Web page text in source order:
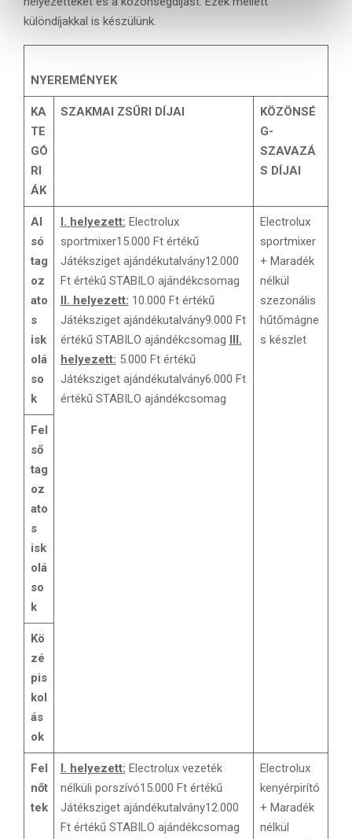
különdíjakkal is készülünk.
NYEREMÉNYEK
KA
TE
GÓ
RI
ÁK
SZAKMAI ZSŰRI DÍJAI
KÖZÖNSÉ
G-
SZAVAZÁ
S DÍJAI
Al
só
tag
oz
ato
s
isk
olá
so
k
I. helyezett: Electrolux
sportmixer15.000 Ft értékű
Játéksziget ajándékutalvány12.000
Ft értékű STABILO ajándékcsomag
II. helyezett: 10.000 Ft értékű
Játéksziget ajándékutalvány9.000 Ft
értékű STABILO ajándékcsomag III.
helyezett: 5.000 Ft értékű
Játéksziget ajándékutalvány6.000 Ft
értékű STABILO ajándékcsomag
Electrolux
sportmixer
+ Maradék
nélkül
szezonális
hűtőmágne
s készlet
Fel
ső
tag
oz
ato
s
isk
olá
so
k
Kö
zé
pis
kol
ás
ok
Fel
nőt
tek
I. helyezett: Electrolux vezeték
nélküli porszívó15.000 Ft értékű
Játéksziget ajándékutalvány12.000
Ft értékű STABILO ajándékcsomag
Electrolux
kenyérpirító
+ Maradék
nélkül